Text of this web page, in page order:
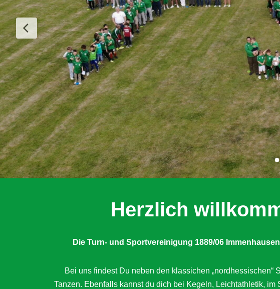
Herzlich
Die Turn- und Sportvereinigung 1889/06
Bei uns findest Du neben den klassichen
Tanzen. Ebenfalls kannst du dich bei Kegeln, Leichtathletik,